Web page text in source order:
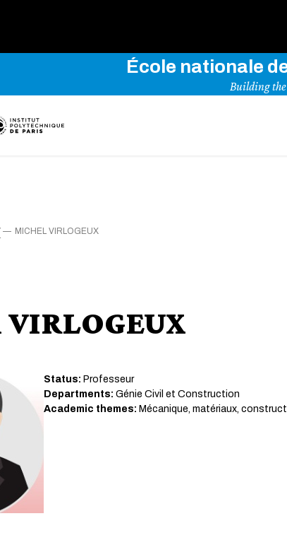
École nationale
Building the
MICHEL VIRLOGEUX
Status: Professeur
Departments: Génie Civil et Construction
Academic themes: Mécanique, matériaux,